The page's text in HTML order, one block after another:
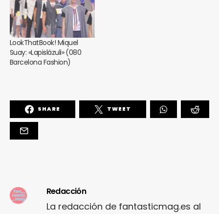
LookThatBook! Miquel
Suay: «Lapislázuli» (080
Barcelona Fashion)
SHARE TWEET
Redacción
La redacción de fantasticmag.es al